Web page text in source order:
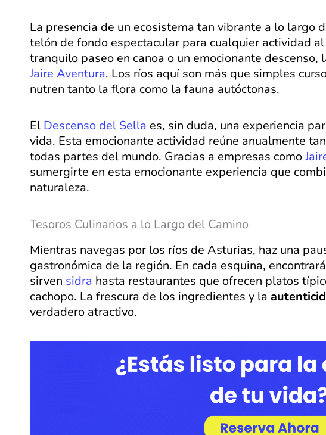
La presencia de un ecosistema tan vibrante a lo largo
telón de fondo espectacular para cualquier actividad
tranquilo paseo en canoa o un emocionante descenso,
Jaire Aventura. Los ríos aquí son más que simples
nutren tanto la flora como la fauna autóctonas.
El Descenso del Sella es, sin duda, una experiencia
vida. Esta emocionante actividad reúne anualmente
todas partes del mundo. Gracias a empresas como
sumergirte en esta emocionante experiencia que
naturaleza.
Tesoros Culinarios a lo Largo del Camino
Mientras navegas por los ríos de Asturias, haz una
gastronómica de la región. En cada esquina,
sirven sidra hasta restaurantes que ofrecen platos
cachopo. La frescura de los ingredientes y la
verdadero atractivo.